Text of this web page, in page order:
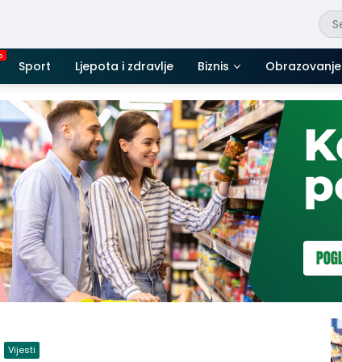
Sport Ljepota i zdravlje Biznis Obrazovanje
Vijesti